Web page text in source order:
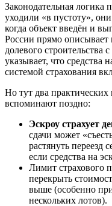
Законодательная логика
уходили «в пустоту»,
когда объект введён и
России прямо описывает
долевого строительства
указывает, что средства
системой страхования
Но тут два
вспоминают поздно:
Эскроу страхует
сдачи может
растянуть переезд
если средства на
Лимит страхового
перекрыть
выше (особенно
нескольких лотов).